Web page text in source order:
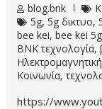
blog.bnk
5g,5g δικτυο,
bee kei,bee kei 5g
BNK τεχνολογία,
Κοινωνία,
https://